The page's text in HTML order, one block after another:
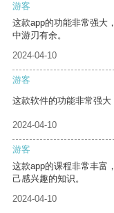
游客
这款app的功能非常强大
中游刃有余。
2024-04-10
游客
这款软件的功能非常强大
2024-04-10
游客
这款app的课程非常丰富
己感兴趣的知识。
2024-04-10